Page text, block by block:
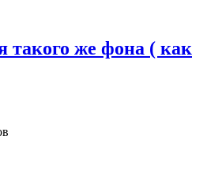
такого же фона ( как